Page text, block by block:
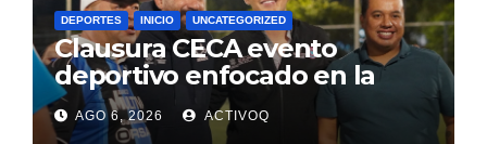
DEPORTES INICIO UNCATEGORIZED
Clausura CECA evento
deportivo enfocado en la
prevención y tratamiento de
adicciones
AGO 6, 2026 ACTIVOQ